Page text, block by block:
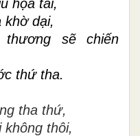
họa tai,
khờ dại,
sẽ chiến
thứ tha.
tha thứ,
thôi,